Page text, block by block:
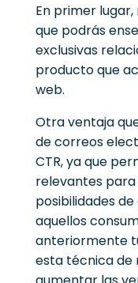
En primer
que podrás
exclusivas
producto que
web.
Otra ventaja
de correos
CTR, ya que
relevantes para
posibilidades
aquellos
anteriormente
esta técnica de